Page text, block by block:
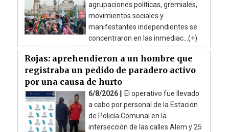
agrupaciones políticas, gremiales,
movimientos sociales y
manifestantes independientes se
concentraron en las inmediac...(+)
Rojas: aprehendieron a un hombre que
registraba un pedido de paradero activo
por una causa de hurto
6/8/2026 ||
El operativo fue llevado
a cabo por personal de la Estación
de Policía Comunal en la
intersección de las calles Alem y 25